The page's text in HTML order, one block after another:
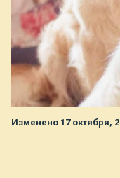
Изменено 17 октября,